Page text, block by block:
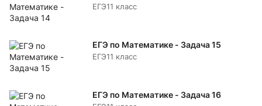
ЕГЭ11 класс
ЕГЭ по Математике - Задача 15
ЕГЭ11 класс
ЕГЭ по Математике - Задача 16